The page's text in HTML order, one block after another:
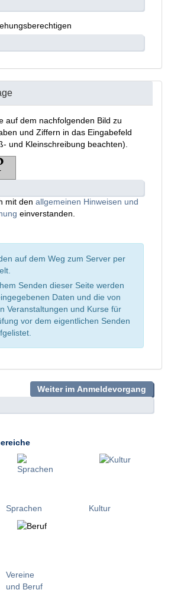
auf dem nachfolgenden Bild zu
und Ziffern in das Eingabefeld
und Kleinschreibung beachten).
mit den allgemeinen Hinweisen und
einverstanden.
auf dem Weg zum Server per
Senden dieser Seite werden
Daten und die von
Veranstaltungen und Kurse für
vor dem eigentlichen Senden
Weiter im Anmeldevorgang
Sprachen
Vereine
und Beruf
Kultur